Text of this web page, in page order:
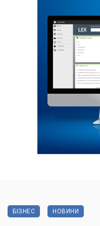
БІЗНЕС НОВИНИ